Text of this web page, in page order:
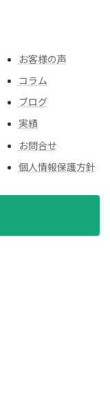
お客様の声
コラム
ブログ
実績
お問合せ
個人情報保護方針